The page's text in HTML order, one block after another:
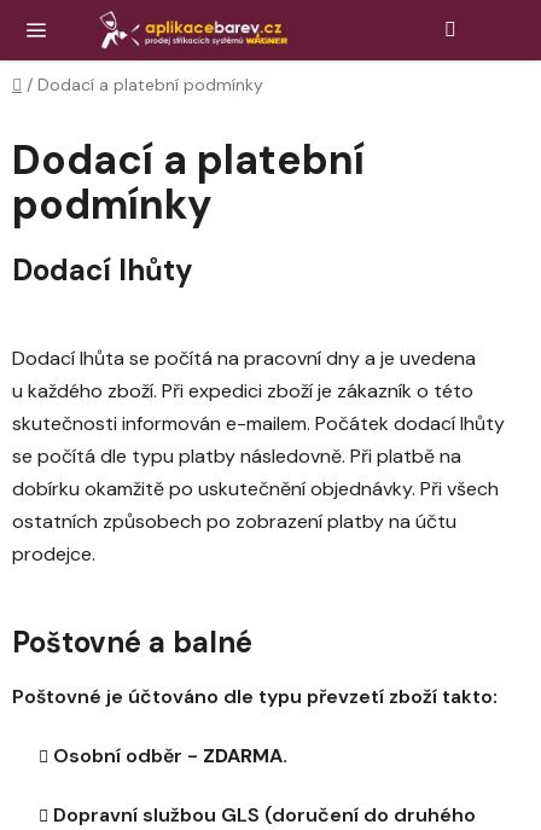
obsah
Domů
/ Dodací a platební podmínky
Dodací a platební
podmínky
Dodací lhůty
Dodací lhůta se počítá na pracovní dny a je uvedena
u každého zboží. Při expedici zboží je zákazník o této
skutečnosti informován e-mailem. Počátek dodací lhůty
se počítá dle typu platby následovně. Při platbě na
dobírku okamžitě po uskutečnění objednávky. Při všech
ostatních způsobech po zobrazení platby na účtu
prodejce.
Poštovné a balné
Poštovné je účtováno dle typu převzetí zboží takto:
Osobní odběr - ZDARMA.
Dopravní službou GLS (doručení do druhého